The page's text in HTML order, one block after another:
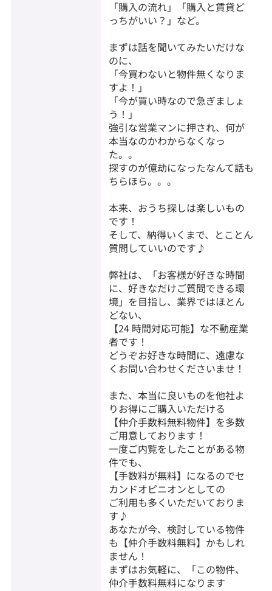
「購入の流れ」「購入と賃貸ど
っちがいい？」など。
まずは話を聞いてみたいだけな
のに、
「今買わないと物件無くなりま
すよ！」
「今が買い時なので急ぎましょ
う！」
強引な営業マンに押され、何が
本当なのかわからなくなっ
た。。
探すのが億劫になったなんて話も
ちらほら。。。
本来、おうち探しは楽しいもの
です！
そして、納得いくまで、とことん
質問していいのです♪
弊社は、「お客様が好きな時間
に、好きなだけご質問できる環
境」を目指し、業界ではほとん
どない、
【24 時間対応可能】な不動産業
者です！
どうぞお好きな時間に、遠慮な
くお問い合わせくださいませ！
また、本当に良いものを他社よ
りお得にご購入いただける
【仲介手数料無料物件】を多数
ご用意しております！
一度ご内覧をしたことがある物
件でも、
【手数料が無料】になるのでセ
カンドオピニオンとしての
ご利用も多くいただいておりま
す♪
あなたが今、検討している物件
も【仲介手数料無料】かもしれ
ません！
まずはお気軽に、「この物件、
仲介手数料無料になります